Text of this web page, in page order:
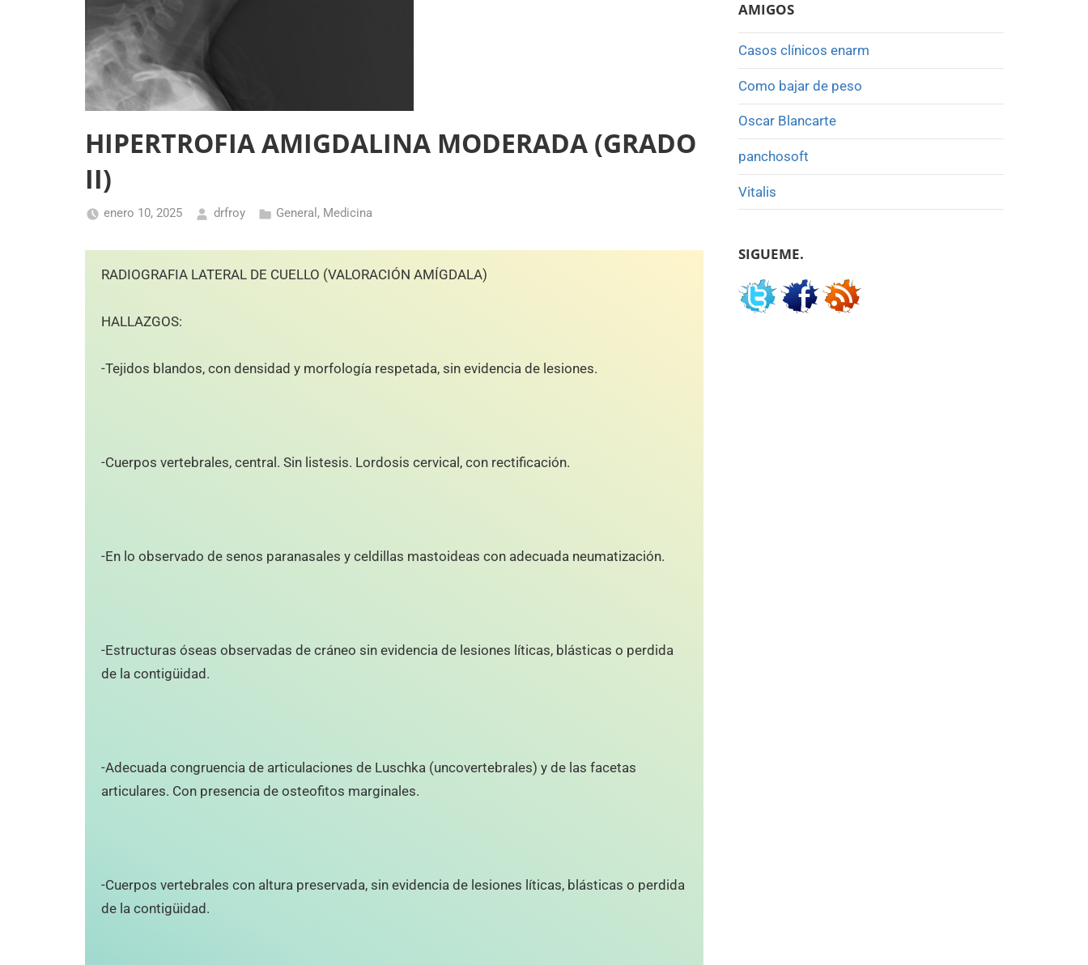
HIPERTROFIA AMIGDALINA MODERADA (GRADO
II)
enero 10, 2025 drfroy General , Medicina
RADIOGRAFIA LATERAL DE CUELLO (VALORACIÓN AMÍGDALA)
HALLAZGOS:
-Tejidos blandos, con densidad y morfología respetada, sin evidencia de lesiones.
-Cuerpos vertebrales, central. Sin listesis. Lordosis cervical, con rectificación.
-En lo observado de senos paranasales y celdillas mastoideas con adecuada neumatización.
-Estructuras óseas observadas de cráneo sin evidencia de lesiones líticas, blásticas o perdida
de la contigüidad.
-Adecuada congruencia de articulaciones de Luschka (uncovertebrales) y de las facetas
articulares. Con presencia de osteofitos marginales.
-Cuerpos vertebrales con altura preservada, sin evidencia de lesiones líticas, blásticas o perdida
de la contigüidad.
AMIGOS
Casos clínicos enarm
Como bajar de peso
Oscar Blancarte
panchosoft
Vitalis
SIGUEME.